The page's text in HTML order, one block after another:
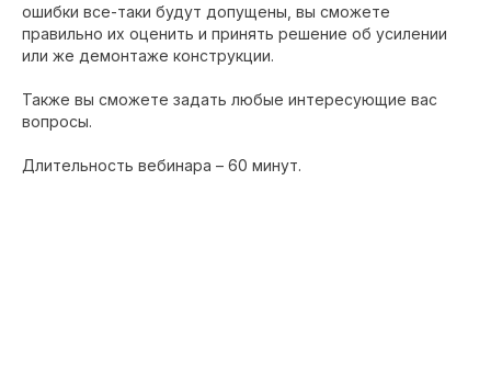
ошибки все-таки будут допущены, вы сможете
правильно их оценить и принять решение об усилении
или же демонтаже конструкции.
Также вы сможете задать любые интересующие вас
вопросы.
Длительность вебинара – 60 минут.